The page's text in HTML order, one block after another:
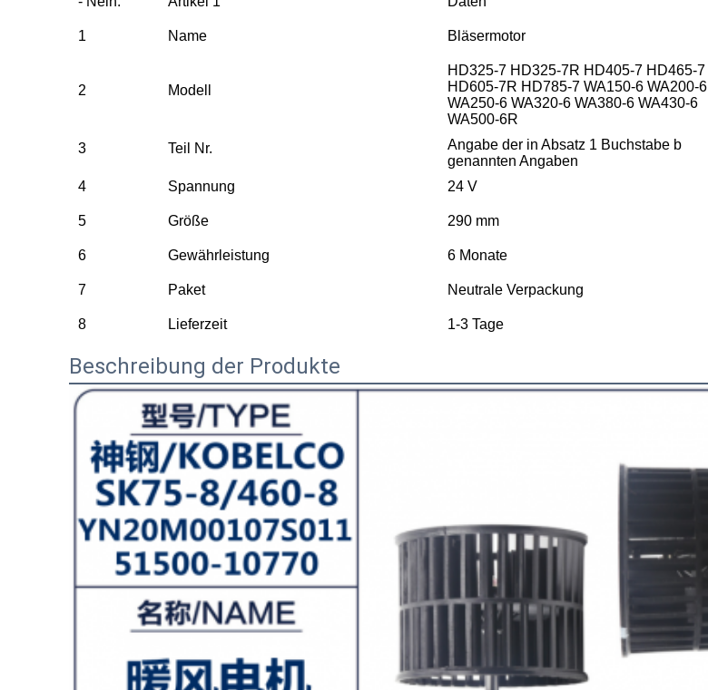
1 Name Bläsermotor
2 Modell
HD325-7 HD325-7R HD405-7 HD465-7
HD605-7R HD785-7 WA150-6 WA200-6
WA250-6 WA320-6 WA380-6 WA430-6
WA500-6R
3
Teil Nr.
Angabe der in Absatz 1 Buchstabe b
genannten Angaben
4
Spannung 24 V
5 Größe 290 mm
6 Gewährleistung 6 Monate
7 Paket Neutrale Verpackung
8 Lieferzeit 1-3 Tage
Beschreibung der Produkte